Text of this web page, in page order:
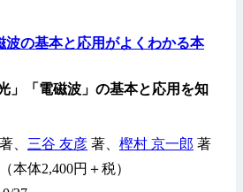
波の基本と応用がよくわかる本
」「電磁波」の基本と応用を知
著、 三谷 友彦 著、 樫村 京一郎 著
本体2,400円＋税）